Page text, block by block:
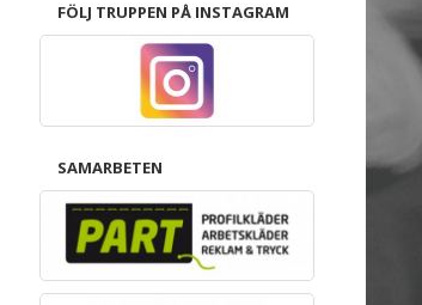
FÖLJ TRUPPEN PÅ INSTAGRAM
SAMARBETEN